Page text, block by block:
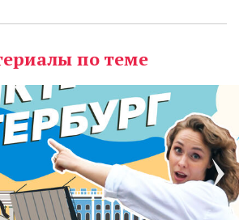
по теме